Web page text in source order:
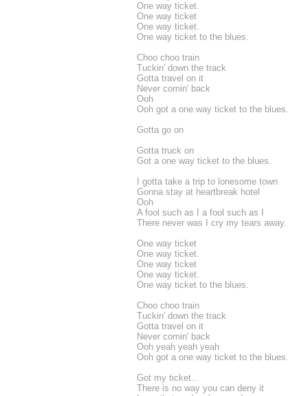
One way ticket.
One way ticket
One way ticket.
One way ticket to the blues.
Choo choo train
Tuckin' down the track
Gotta travel on it
Never comin' back
Ooh
Ooh got a one way ticket to the blues.
Gotta go on
Gotta truck on
Got a one way ticket to the blues.
I gotta take a trip to lonesome town
Gonna stay at heartbreak hotel
Ooh
A fool such as I a fool such as I
There never was I cry my tears away.
One way ticket
One way ticket.
One way ticket
One way ticket.
One way ticket to the blues.
Choo choo train
Tuckin' down the track
Gotta travel on it
Never comin' back
Ooh yeah yeah yeah
Ooh got a one way ticket to the blues.
Got my ticket...
There is no way you can deny it